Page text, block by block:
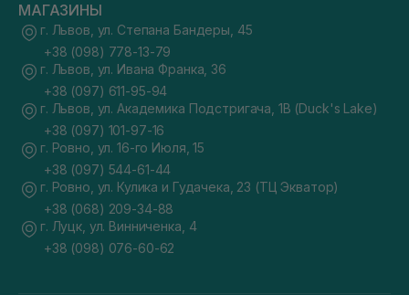
МАГАЗИНЫ
г. Львов, ул. Степана Бандеры, 45
+38 (098) 778-13-79
г. Львов, ул. Ивана Франка, 36
+38 (097) 611-95-94
г. Львов, ул. Академика Подстригача, 1В (Duck's Lake)
+38 (097) 101-97-16
г. Ровно, ул. 16-го Июля, 15
+38 (097) 544-61-44
г. Ровно, ул. Кулика и Гудачека, 23 (ТЦ Экватор)
+38 (068) 209-34-88
г. Луцк, ул. Винниченка, 4
+38 (098) 076-60-62